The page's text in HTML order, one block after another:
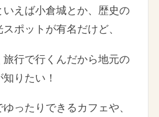
いえば小倉城とか、歴史の
ポットが有名だけど、
旅行で行くんだから地元の
りたい！
ったりできるカフェや、